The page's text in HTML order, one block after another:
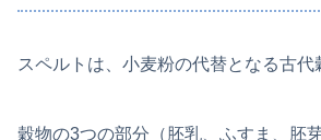
スペルトは、小麦粉の代替となる古代
穀物の3つの部分（胚乳、ふすま、胚